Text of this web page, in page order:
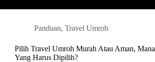
Panduan, Travel Umroh
Pilih Travel Umroh Murah Atau Aman, Mana
Yang Harus Dipilih?